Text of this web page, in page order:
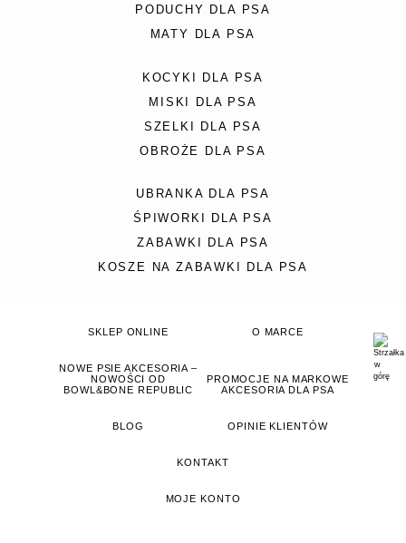
PODUCHY DLA PSA
MATY DLA PSA
KOCYKI DLA PSA
MISKI DLA PSA
SZELKI DLA PSA
OBROŻE DLA PSA
UBRANKA DLA PSA
ŚPIWORKI DLA PSA
ZABAWKI DLA PSA
KOSZE NA ZABAWKI DLA PSA
SKLEP ONLINE O MARCE
NOWE PSIE AKCESORIA –
NOWOŚCI OD
BOWL&BONE REPUBLIC
PROMOCJE NA MARKOWE
AKCESORIA DLA PSA
BLOG OPINIE KLIENTÓW
KONTAKT
MOJE KONTO